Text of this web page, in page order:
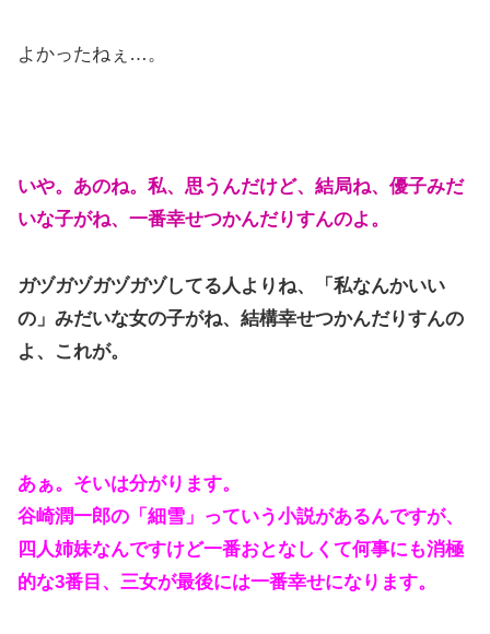
よかったねぇ…。
いや。あのね。私、思うんだけど、結局ね、優子みだ
いな子がね、一番幸せつかんだりすんのよ。
ガヅガヅガヅガヅしてる人よりね、「私なんかいい
の」みだいな女の子がね、結構幸せつかんだりすんの
よ、これが。
あぁ。そいは分がります。
谷崎潤一郎の「細雪」っていう小説があるんですが、
四人姉妹なんですけど一番おとなしくて何事にも消極
的な3番目、三女が最後には一番幸せになります。